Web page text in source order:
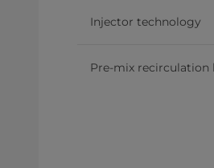
Injector technology
Pre-mix